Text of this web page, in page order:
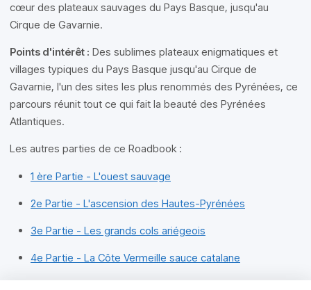
cœur des plateaux sauvages du Pays Basque, jusqu'au
Cirque de Gavarnie.
Points d'intérêt : Des sublimes plateaux enigmatiques et
villages typiques du Pays Basque jusqu'au Cirque de
Gavarnie, l'un des sites les plus renommés des Pyrénées, ce
parcours réunit tout ce qui fait la beauté des Pyrénées
Atlantiques.
Les autres parties de ce Roadbook :
1 ère Partie - L'ouest sauvage
2e Partie - L'ascension des Hautes-Pyrénées
3e Partie - Les grands cols ariégeois
4e Partie - La Côte Vermeille sauce catalane